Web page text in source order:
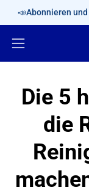
überspringen
📣Abonnieren
Die 5
die